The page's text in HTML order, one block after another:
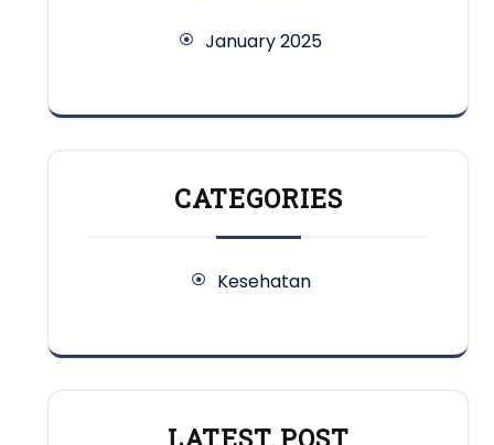
January 2025
CATEGORIES
Kesehatan